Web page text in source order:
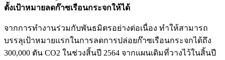
ตั้งเป้าหมายลดก๊าซเรือนกระจกให้ได้
จากการทำงานร่วมกับพันธมิตรอย่างต่อเนื่อง ทำให้สามารถ
บรรลุเป้าหมายแรกในการลดการปล่อยก๊าซเรือนกระจกได้ถึง
300,000 ตัน CO2 ในช่วงสิ้นปี 2564 จากแผนเดิมที่วางไว้ในสิ้นปี